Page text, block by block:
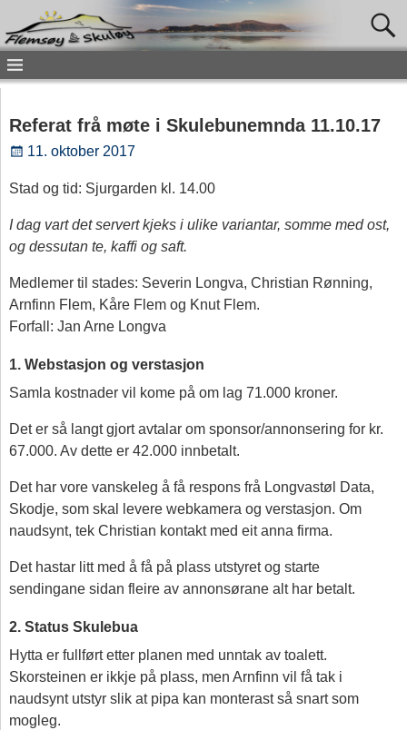
Referat frå møte i Skulebunemnda 11.10.17
11. oktober 2017
Stad og tid: Sjurgarden kl. 14.00
I dag vart det servert kjeks i ulike variantar, somme med ost,
og dessutan te, kaffi og saft.
Medlemer til stades: Severin Longva, Christian Rønning,
Arnfinn Flem, Kåre Flem og Knut Flem.
Forfall: Jan Arne Longva
1. Webstasjon og verstasjon
Samla kostnader vil kome på om lag 71.000 kroner.
Det er så langt gjort avtalar om sponsor/annonsering for kr.
67.000. Av dette er 42.000 innbetalt.
Det har vore vanskeleg å få respons frå Longvastøl Data,
Skodje, som skal levere webkamera og verstasjon. Om
naudsynt, tek Christian kontakt med eit anna firma.
Det hastar litt med å få på plass utstyret og starte
sendingane sidan fleire av annonsørane alt har betalt.
2. Status Skulebua
Hytta er fullført etter planen med unntak av toalett.
Skorsteinen er ikkje på plass, men Arnfinn vil få tak i
naudsynt utstyr slik at pipa kan monterast så snart som
mogleg.